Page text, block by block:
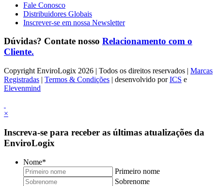
Fale Conosco
Distribuidores Globais
Inscrever-se em nossa Newsletter
Dúvidas? Contate nosso Relacionamento com o
Cliente.
Copyright EnviroLogix 2026 | Todos os direitos reservados | Marcas
Registradas | Termos & Condições | desenvolvido porICS e
Elevenmind
×
Inscreva-se para receber as últimas atualizações da
EnviroLogix
Nome*
Primeiro nome
Sobrenome